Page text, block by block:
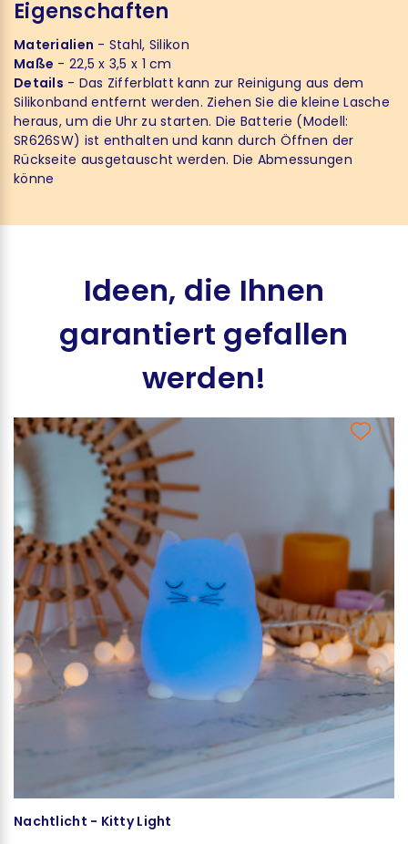
Eigenschaften
Materialien - Stahl, Silikon
Maße - 22,5 x 3,5 x 1 cm
Details - Das Zifferblatt kann zur Reinigung aus dem
Silikonband entfernt werden. Ziehen Sie die kleine Lasche
heraus, um die Uhr zu starten. Die Batterie (Modell:
SR626SW) ist enthalten und kann durch Öffnen der
Rückseite ausgetauscht werden. Die Abmessungen
könne
Ideen, die Ihnen
garantiert gefallen
werden!
Nachtlicht - Kitty Light